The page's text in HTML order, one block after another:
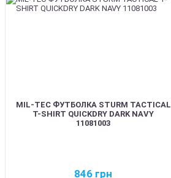
MIL-TEC ФУТБОЛКА STURM TACTICAL
T-SHIRT QUICKDRY DARK NAVY
11081003
846 грн